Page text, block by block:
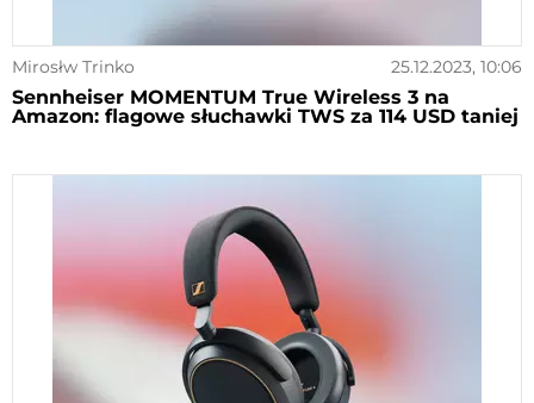
Mirosłw Trinko 25.12.2023, 10:06
Sennheiser MOMENTUM True Wireless 3 na
Amazon: flagowe słuchawki TWS za 114 USD taniej